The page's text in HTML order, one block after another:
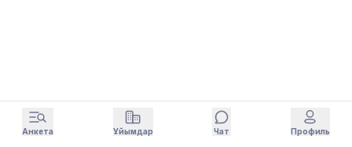
Анкета Ұйымдар Чат Профиль